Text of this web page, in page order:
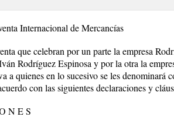
Internacional de Mercancías
que celebran por un parte la empresa
Rodríguez Espinosa y por la otra la
a quienes en lo sucesivo se les denominará
con las siguientes declaraciones y
N E S